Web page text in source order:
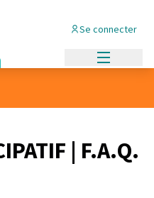
Menu
Se connecter
| F.A.Q.